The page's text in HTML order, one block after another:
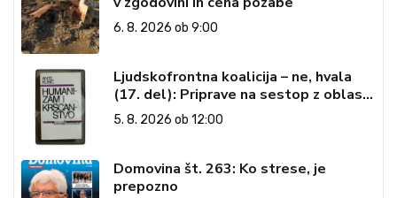
6. 8. 2026 ob 9:00
Ljudskofrontna koalicija – ne, hvala
(17. del): Priprave na sestop z oblasti
– dvorska opozicija 6: Gramsci na delu:
Revija 2000 in revolucionarna
5. 8. 2026 ob 12:00
Domovina št. 263: Ko strese, je
prepozno